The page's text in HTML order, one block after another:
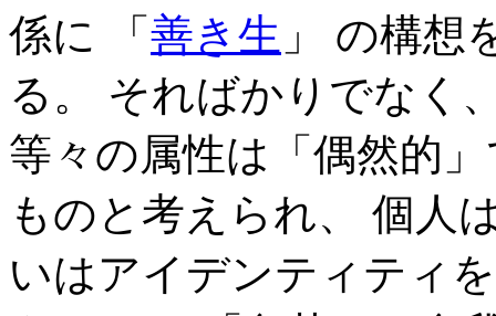
係に 「 善き生 」 の構想
る。 そればかりでなく
等々の属性は「偶然的
ものと考えられ、 個人
いはアイデンティティ